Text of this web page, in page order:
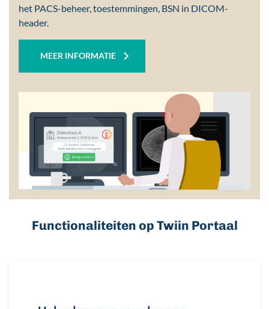
het PACS-beheer, toestemmingen, BSN in DICOM-
header.
MEER INFORMATIE
Functionaliteiten op Twiin Portaal